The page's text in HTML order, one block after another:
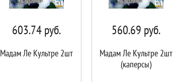
603.74руб.
Мадам Ле Культре 2шт
560.69 руб.
Мадам Ле Культре 2шт
(каперсы)